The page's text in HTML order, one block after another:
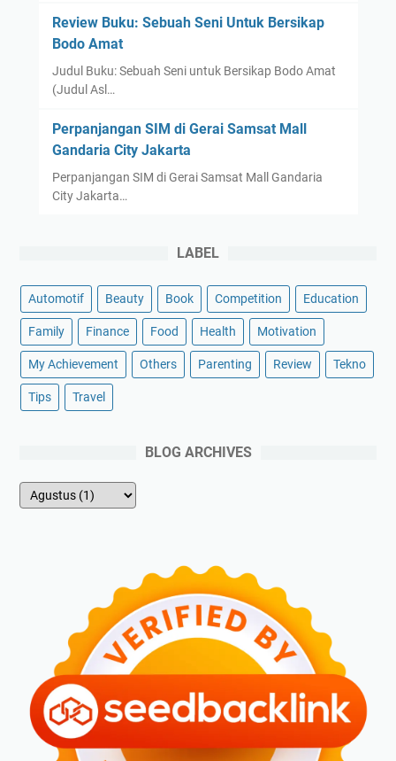
Review Buku: Sebuah Seni Untuk Bersikap
Bodo Amat
Judul Buku: Sebuah Seni untuk Bersikap Bodo Amat
(Judul Asl…
Perpanjangan SIM di Gerai Samsat Mall
Gandaria City Jakarta
Perpanjangan SIM di Gerai Samsat Mall Gandaria
City Jakarta…
LABEL
Automotif Beauty Book Competition Education
Family Finance Food Health Motivation
My Achievement Others Parenting Review Tekno
Tips Travel
BLOG ARCHIVES